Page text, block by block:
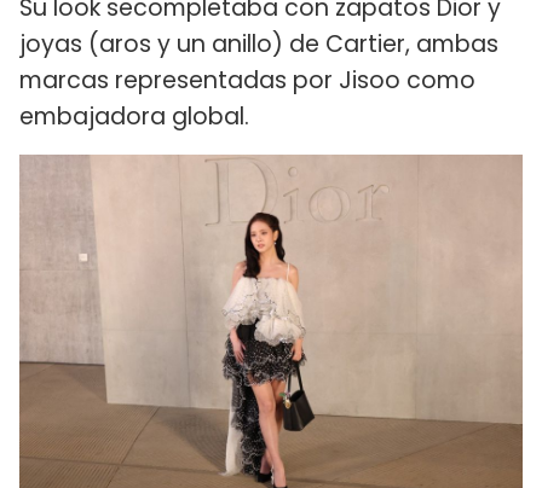
Su look secompletaba con zapatos Dior y
joyas (aros y un anillo) de Cartier, ambas
marcas representadas por Jisoo como
embajadora global.